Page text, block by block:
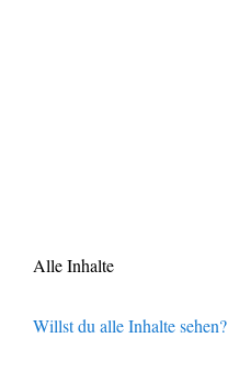
Alle Inhalte
Willst du alle Inhalte sehen?